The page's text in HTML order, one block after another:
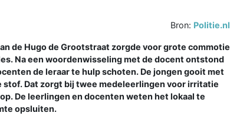
Bron: Politie.nl
de Hugo de Grootstraat zorgde voor grote commotie
Na een woordenwisseling met de docent ontstond
de leraar te hulp schoten. De jongen gooit met
Dat zorgt bij twee medeleerlingen voor irritatie
De leerlingen en docenten weten het lokaal te
opsluiten.